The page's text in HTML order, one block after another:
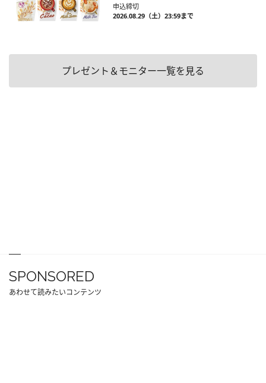
申込締切
2026.08.29（土）23:59まで
プレゼント＆モニター一覧を見る
SPONSORED
あわせて読みたいコンテンツ